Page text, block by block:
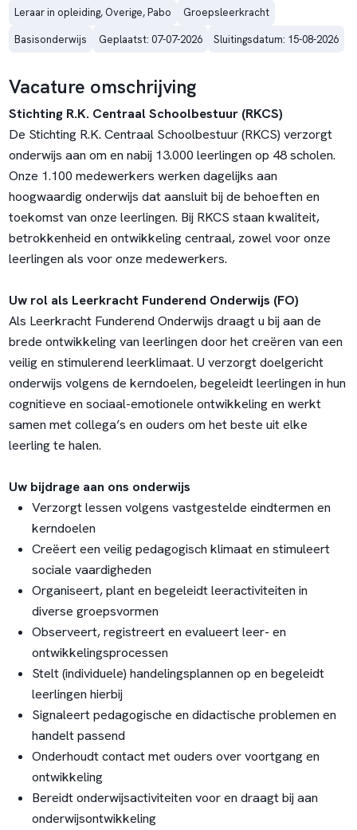
Leraar in opleiding, Overige, Pabo
Groepsleerkracht
Basisonderwijs
Geplaatst: 07-07-2026 Sluitingsdatum: 15-08-2026
Vacature omschrijving
Stichting R.K. Centraal Schoolbestuur (RKCS)
De Stichting R.K. Centraal Schoolbestuur (RKCS) verzorgt
onderwijs aan om en nabij 13.000 leerlingen op 48 scholen.
Onze 1.100 medewerkers werken dagelijks aan
hoogwaardig onderwijs dat aansluit bij de behoeften en
toekomst van onze leerlingen. Bij RKCS staan kwaliteit,
betrokkenheid en ontwikkeling centraal, zowel voor onze
leerlingen als voor onze medewerkers.
Uw rol als Leerkracht Funderend Onderwijs (FO)
Als Leerkracht Funderend Onderwijs draagt u bij aan de
brede ontwikkeling van leerlingen door het creëren van een
veilig en stimulerend leerklimaat. U verzorgt doelgericht
onderwijs volgens de kerndoelen, begeleidt leerlingen in hun
cognitieve en sociaal-emotionele ontwikkeling en werkt
samen met collega’s en ouders om het beste uit elke
leerling te halen.
Uw bijdrage aan ons onderwijs
Verzorgt lessen volgens vastgestelde eindtermen en
kerndoelen
Creëert een veilig pedagogisch klimaat en stimuleert
sociale vaardigheden
Organiseert, plant en begeleidt leeractiviteiten in
diverse groepsvormen
Observeert, registreert en evalueert leer- en
ontwikkelingsprocessen
Stelt (individuele) handelingsplannen op en begeleidt
leerlingen hierbij
Signaleert pedagogische en didactische problemen en
handelt passend
Onderhoudt contact met ouders over voortgang en
ontwikkeling
Bereidt onderwijsactiviteiten voor en draagt bij aan
onderwijsontwikkeling